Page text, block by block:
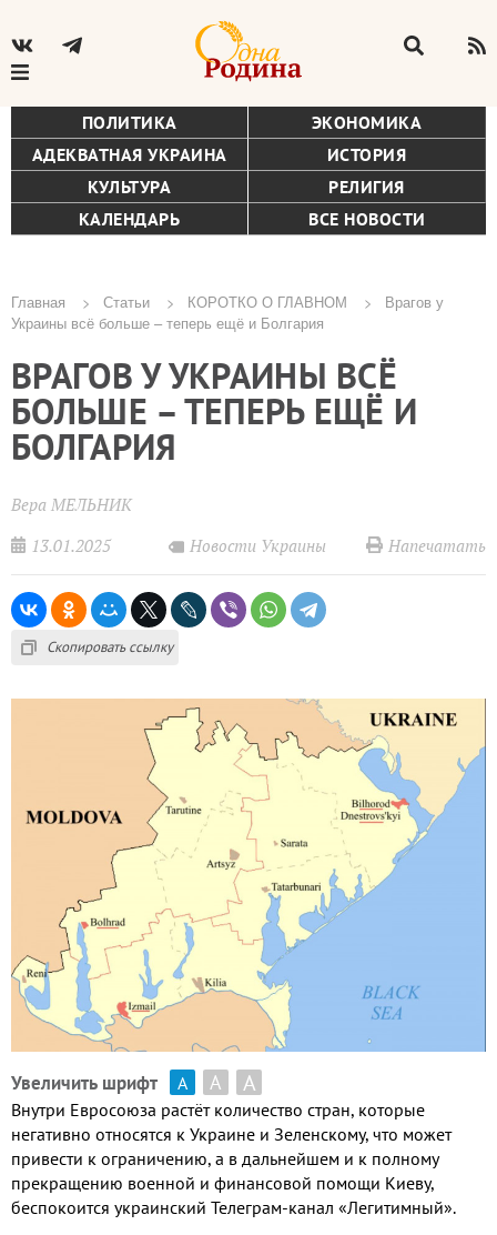
ПОЛИТИКА
ЭКОНОМИКА
АДЕКВАТНАЯ УКРАИНА
ИСТОРИЯ
КУЛЬТУРА
РЕЛИГИЯ
КАЛЕНДАРЬ
ВСЕ НОВОСТИ
Строка
навигации
Главная Статьи КОРОТКО О ГЛАВНОМ
Врагов у
Украины всё больше – теперь ещё и Болгария
ВРАГОВ У УКРАИНЫ ВСЁ
БОЛЬШЕ – ТЕПЕРЬ ЕЩЁ И
БОЛГАРИЯ
Вера МЕЛЬНИК
13.01.2025
Новости Украины Напечатать
Скопировать ссылку
Увеличить шрифт А А А
Внутри Евросоюза растёт количество стран, которые
негативно относятся к Украине и Зеленскому, что может
привести к ограничению, а в дальнейшем и к полному
прекращению военной и финансовой помощи Киеву,
беспокоится украинский Телеграм-канал «Легитимный».